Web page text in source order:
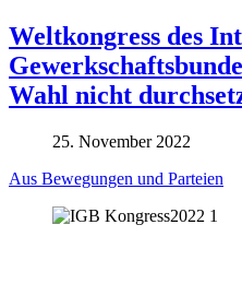
Weltkongress des
Wahl nicht
25. November 2022
Aus Bewegungen und Parteien